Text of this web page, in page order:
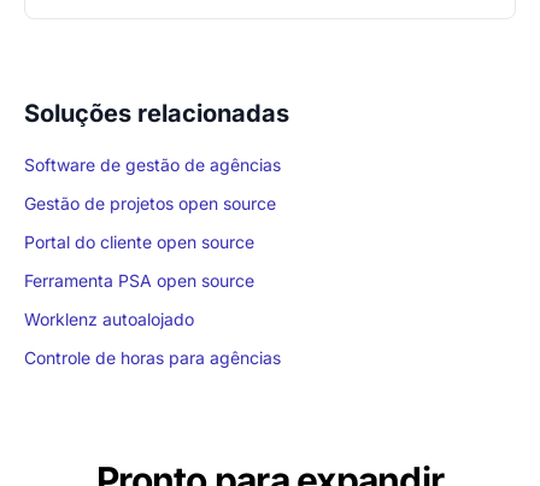
Soluções relacionadas
Software de gestão de agências
Gestão de projetos open source
Portal do cliente open source
Ferramenta PSA open source
Worklenz autoalojado
Controle de horas para agências